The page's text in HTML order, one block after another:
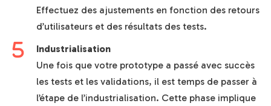
Effectuez des ajustements en fonction des retours
d’utilisateurs et des résultats des tests.
Industrialisation
Une fois que votre prototype a passé avec succès
les tests et les validations, il est temps de passer à
l’étape de l’industrialisation. Cette phase implique